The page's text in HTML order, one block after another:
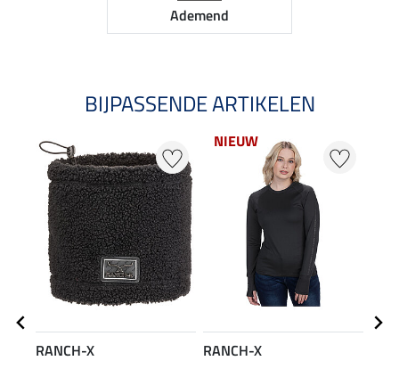
Ademend
BIJPASSENDE ARTIKELEN
RANCH-X
NIEUW
RANCH-X